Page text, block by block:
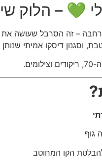
💚 – הלוק
– זה הסרבל שעושה את
וסגנון דיסקו אמיתי
גוף
הקו המחוטב